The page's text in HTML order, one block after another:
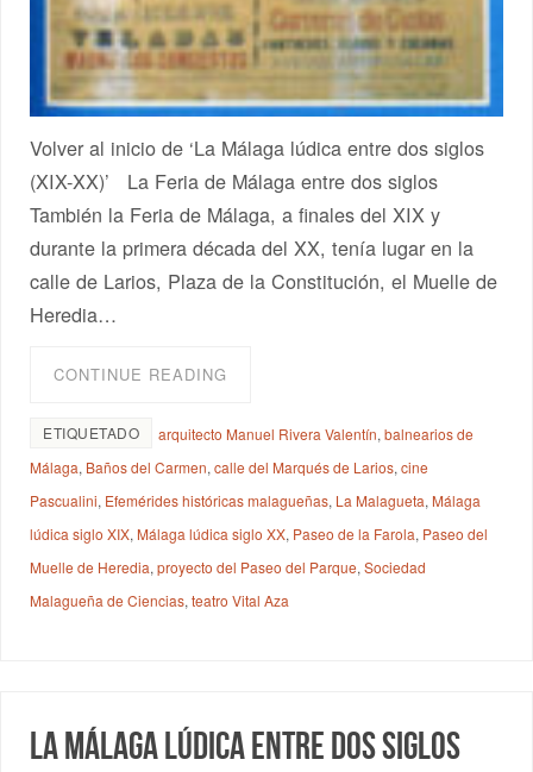
Volver al inicio de ‘La Málaga lúdica entre dos siglos
(XIX-XX)’ La Feria de Málaga entre dos siglos
También la Feria de Málaga, a finales del XIX y
durante la primera década del XX, tenía lugar en la
calle de Larios, Plaza de la Constitución, el Muelle de
Heredia…
CONTINUE READING
ETIQUETADO arquitecto Manuel Rivera Valentín,balnearios de
Málaga, Baños del Carmen,calle del Marqués de Larios,cine
Pascualini, Efemérides históricas malagueñas, La Malagueta, Málaga
lúdica siglo XIX, Málaga lúdica siglo XX, Paseo de la Farola, Paseo del
Muelle de Heredia,proyecto del Paseo del Parque,Sociedad
Malagueña de Ciencias,teatro Vital Aza
La Málaga lúdica entre dos siglos